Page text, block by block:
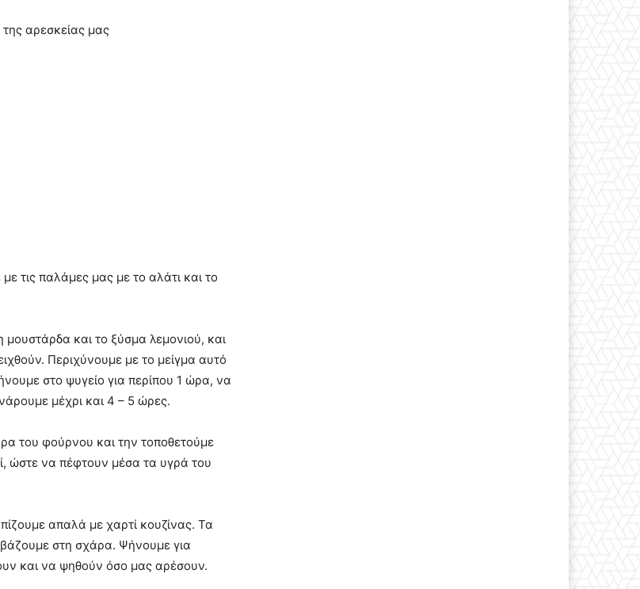
αρεσκείας μας
τις παλάμες μας με το αλάτι και το
και το ξύσμα λεμονιού, και
Περιχύνουμε με το μείγμα αυτό
στο ψυγείο για περίπου 1 ώρα, να
μέχρι και 4 – 5 ώρες.
του φούρνου και την τοποθετούμε
ώστε να πέφτουν μέσα τα υγρά του
απαλά με χαρτί κουζίνας. Τα
βάζουμε στη σχάρα. Ψήνουμε για
και να ψηθούν όσο μας αρέσουν.